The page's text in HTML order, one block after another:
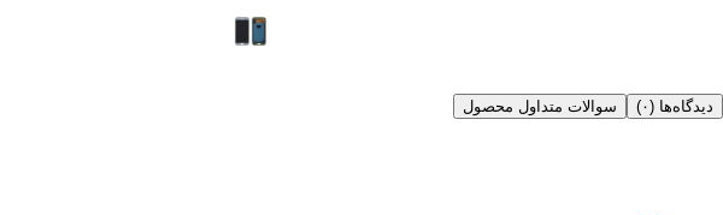
دیدگاه‌ها (۰) سوالات متداول محصول